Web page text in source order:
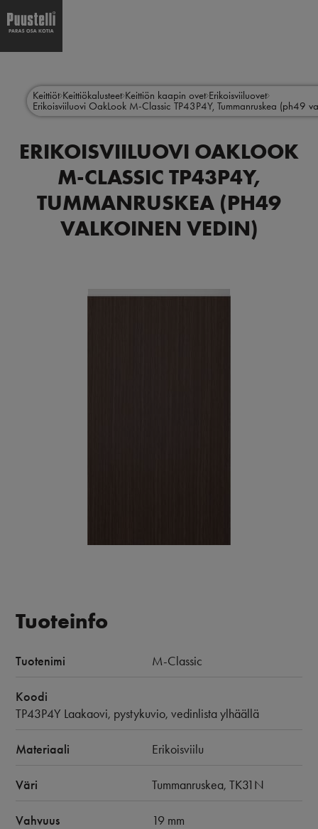
menu
Keittiöt Keittiökalusteet Keittiön kaapin ovet Erikoisviiluovet
Erikoisviiluovi OakLook M-Classic TP43P4Y, Tummanruskea (ph49
ERIKOISVIILUOVI OAKLOOK
M-CLASSIC TP43P4Y,
TUMMANRUSKEA (PH49
VALKOINEN VEDIN)
Tuoteinfo
Tuotenimi M-Classic
Koodi
TP43P4Y Laakaovi, pystykuvio, vedinlista ylhäällä
Materiaali Erikoisviilu
Väri Tummanruskea, TK31N
Vahvuus 19 mm